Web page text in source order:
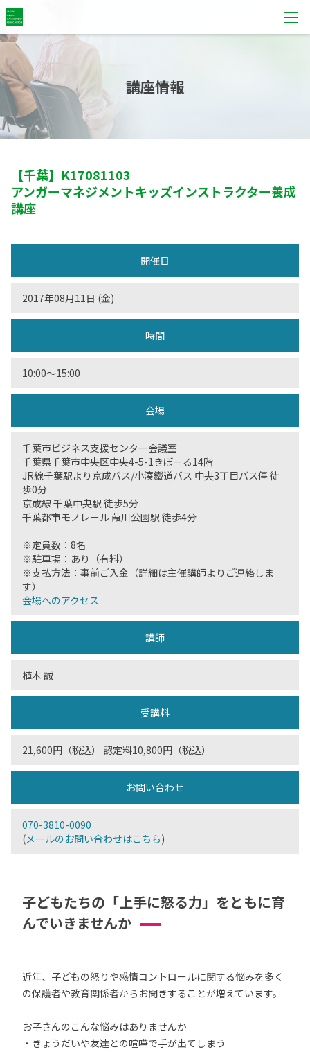
講座情報
【千葉】 K17081103
アンガーマネジメントキッズインストラクター養成
講座
開催日
2017年08月11日 (金)
時間
10:00〜15:00
会場
千葉市ビジネス支援センター会議室
千葉県千葉市中央区中央4-5-1きぼーる14階
JR線千葉駅より京成バス/小湊鐵道バス 中央3丁目バス停 徒
歩0分
京成線 千葉中央駅 徒歩5分
千葉都市モノレール 葭川公園駅 徒歩4分
※定員数：8名
※駐車場：あり（有料）
※支払方法：事前ご入金（詳細は主催講師よりご連絡しま
す）
会場へのアクセス
講師
植木 誠
受講料
21,600円（税込） 認定料10,800円（税込）
お問い合わせ
070-3810-0090
(メールのお問い合わせはこちら)
子どもたちの「上手に怒る力」をともに育
んでいきませんか
近年、子どもの怒りや感情コントロールに関する悩みを多く
の保護者や教育関係者からお聞きすることが増えています。
お子さんのこんな悩みはありませんか
・きょうだいや友達との喧嘩で手が出てしまう